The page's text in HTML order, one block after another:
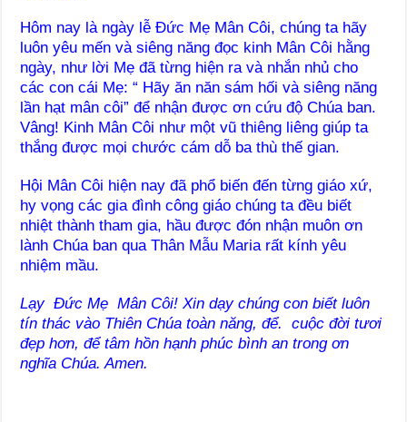
Hôm nay là ngày lễ Đức Mẹ Mân Côi, chúng ta hãy
luôn yêu mến và siêng năng đọc kinh Mân Côi hằng
ngày, như lời Mẹ đã từng hiện ra và nhắn nhủ cho
các con cái Mẹ: “ Hãy ăn năn sám hối và siêng năng
lần hạt mân côi” để nhận được ơn cứu độ Chúa ban.
Vâng! Kinh Mân Côi như một vũ thiêng liêng giúp ta
thắng được mọi chước cám dỗ ba thù thế gian.
Hội Mân Côi hiện nay đã phổ biến đến từng giáo xứ,
hy vọng các gia đình công giáo chúng ta đều biết
nhiệt thành tham gia, hầu được đón nhận muôn ơn
lành Chúa ban qua Thân Mẫu Maria rất kính yêu
nhiệm mầu.
Lạy Đức Mẹ Mân Côi! Xin dạy chúng con biết luôn
tín thác vào Thiên Chúa toàn năng, để. cuộc đời tươi
đẹp hơn, để tâm hồn hạnh phúc bình an trong ơn
nghĩa Chúa. Amen.